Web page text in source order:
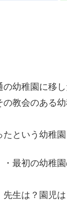
幼稚園に移し
教会のある
という幼稚
最初の幼稚園
生は？園児は